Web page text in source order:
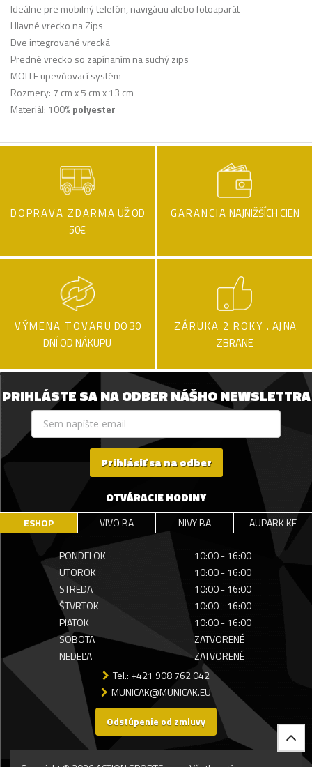
Ideálne pre mobilný telefón, navigáciu alebo fotoaparát
Hlavné vrecko na Zips
Dve integrované vrecká
Predné vrecko so zapínaním na suchý zips
MOLLE upevňovací systém
Rozmery: 7 cm x 5 cm x 13 cm
Materiál: 100%polyester
DOPRAVA ZDARMA UŽ OD
50€
GARANCIA NAJNIŽŠÍCH CIEN
VÝMENA TOVARU DO 30
DNÍ OD NÁKUPU
ZÁRUKA 2 ROKY . AJ NA
ZBRANE
PRIHLÁSTE SA NA ODBER NÁŠHO NEWSLETTRA
Prihlásiť sa na odber
OTVÁRACIE HODINY
ESHOP VIVO BA NIVY BA AUPARK KE
PONDELOK
10:00 - 16:00
UTOROK
10:00 - 16:00
STREDA
10:00 - 16:00
ŠTVRTOK
10:00 - 16:00
PIATOK
10:00 - 16:00
SOBOTA
ZATVORENÉ
NEDEĽA
ZATVORENÉ
Tel.: +421 908 762 042
MUNICAK@MUNICAK.EU
Odstúpenie od zmluvy